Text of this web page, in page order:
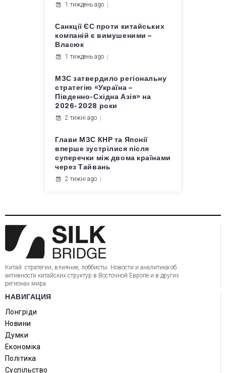
1 тиждень ago
Санкції ЄС проти китайських
компаній є вимушеними –
Власюк
1 тиждень ago
МЗС затвердило регіональну
стратегію «Україна –
Південно-Східна Азія» на
2026-2028 роки
2 тижні ago
Глави МЗС КНР та Японії
вперше зустрілися після
суперечки між двома країнами
через Тайвань
2 тижні ago
Китай: стратегии, влияние, лоббисты. Новости и аналитика об
активности китайских структур в Восточной Европе и в других
регионах мира.
НАВИГАЦИЯ
Лонгріди
Новини
Думки
Економіка
Політика
Суспільство